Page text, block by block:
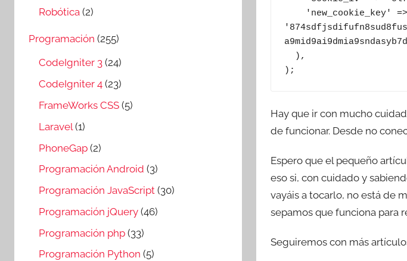
);
Hay que ir con mucho
de funcionar. Desde no
Espero que el pequeño
eso si, con cuidado y
vayáis a tocarlo, no está de
sepamos que funciona para
Seguiremos con más
Robótica (2)
Programación (255)
CodeIgniter 3 (24)
CodeIgniter 4 (23)
FrameWorks CSS (5)
Laravel (1)
PhoneGap (2)
Programación Android (3)
Programación JavaScript (30)
Programación jQuery (46)
Programación php (33)
Programación Python (5)